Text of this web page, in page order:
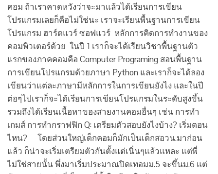
คอม ถ้าเราคาดหวังว่าจะมาแล้วได้เรียนการเขียน
โปรแกรมเลยก็คือไม่ใช่นะ เราจะเรียนพื้นฐานการเขียน
โปรแกรม ฮาร์ดแวร์ ซอฟแวร์ หลักการคิดการทำงานของ
คอมพิวเตอร์ด้วย ในปี 1 เราก็จะได้เรียนวิชาพื้นฐานตัว
แรกของภาคคอมคือ Computer Programing สอนพื้นฐาน
การเขียนโปรแกรมด้วยภาษา Python และเราก็จะได้ลอง
เขียนว่าแต่ละภาษามีหลักการในการเขียนยังไง และในปี
ต่อๆไปเราก็จะได้เรียนการเขียนโปรแกรมในระดับสูงขึ้น
รวมถึงได้เรียนเนื้อหาของสายงานคอมอื่นๆ เช่น การทำ
เกมส์ การทำกราฟฟิก Q: เตรียมตัวสอบยังไงบ้าง? เริ่มตอน
ไหน? โดยส่วนใหญ่เด็กคอมก็มักเป็นเด็กสอวน.มาก่อน
แล้ว ก็น่าจะเริ่มเตรียมตัวกันตั้งแต่เนิ่นๆแล้วแหละ แต่พี่
ไม่ใช่สายนั้น พึ่งมาเริ่มประมาณปิดเทอมม.5 จะขึ้นม.6 แต่